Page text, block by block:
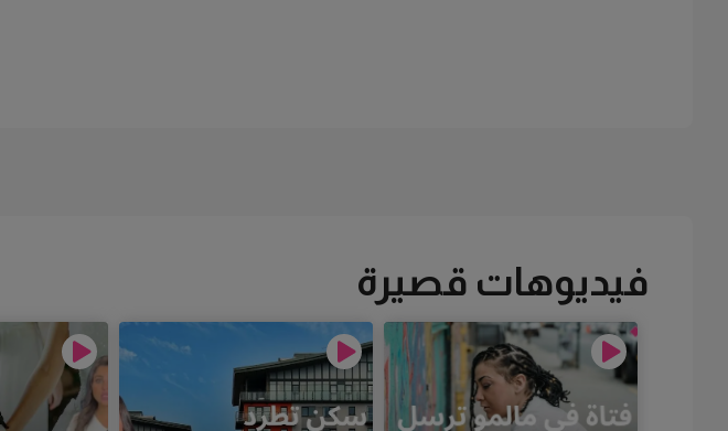
فيديوهات قصيرة